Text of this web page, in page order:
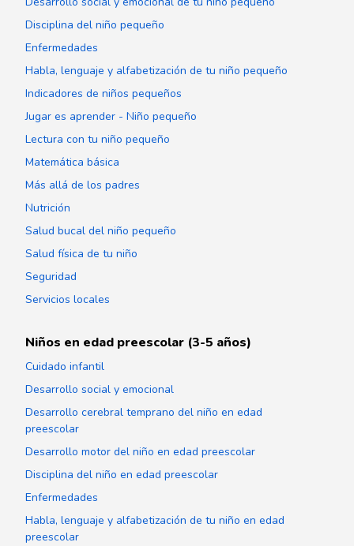
Disciplina del niño pequeño
Enfermedades
Habla, lenguaje y alfabetización de tu niño pequeño
Indicadores de niños pequeños
Jugar es aprender - Niño pequeño
Lectura con tu niño pequeño
Matemática básica
Más allá de los padres
Nutrición
Salud bucal del niño pequeño
Salud física de tu niño
Seguridad
Servicios locales
Niños en edad preescolar (3-5 años)
Cuidado infantil
Desarrollo social y emocional
Desarrollo cerebral temprano del niño en edad
preescolar
Desarrollo motor del niño en edad preescolar
Disciplina del niño en edad preescolar
Enfermedades
Habla, lenguaje y alfabetización de tu niño en edad
preescolar